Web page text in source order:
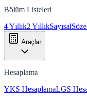
Bölüm Listeleri
4 Yıllık2 YıllıkSayısal
Araçlar
Hesaplama
YKS HesaplamaLGS